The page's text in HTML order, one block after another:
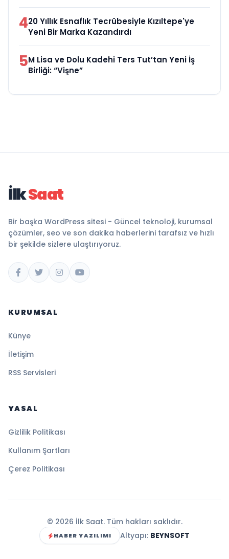
420 Yıllık Esnaflık Tecrübesiyle Kızıltepe'ye
Yeni Bir Marka Kazandırdı
5M Lisa ve Dolu Kadehi Ters Tut’tan Yeni İş
Birliği: “Vişne”
İlkSaat
Bir başka WordPress sitesi - Güncel teknoloji, kurumsal
çözümler, seo ve son dakika haberlerini tarafsız ve hızlı
bir şekilde sizlere ulaştırıyoruz.
KURUMSAL
Künye
İletişim
RSS Servisleri
YASAL
Gizlilik Politikası
Kullanım Şartları
Çerez Politikası
© 2026 İlk Saat. Tüm hakları saklıdır.
HABER YAZILIMI Altyapı: BEYNSOFT